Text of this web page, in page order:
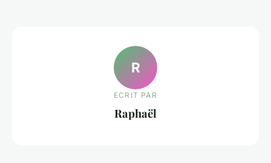
R
ECRIT PAR
Raphaël